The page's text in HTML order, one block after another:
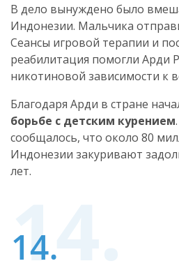
В дело вынуждено было
Индонезии. Мальчика
Сеансы игровой терапии и
реабилитация помогли Арди
никотиновой зависимости к
Благодаря Арди в стране
борьбе с детским курением
сообщалось, что около 80
Индонезии закуривают
лет.